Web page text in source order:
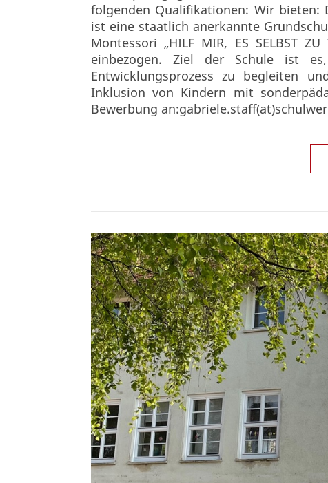
folgenden Qualifikationen: Wir bieten:
ist eine staatlich anerkannte
Montessori „HILF MIR, ES SELBST
einbezogen. Ziel der Schule ist
Entwicklungsprozess zu begleiten
Inklusion von Kindern mit
Bewerbung